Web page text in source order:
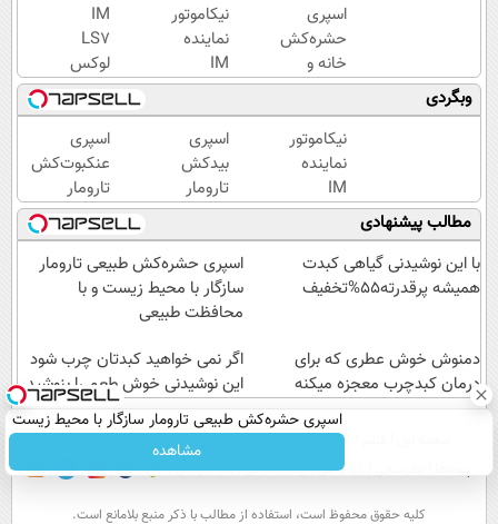
اسپری
حشره‌کش
خانه و
گیاهان
خانگی،
نابودکننده
انواع
حشرات
خانگی و
آفات
نیکاموتور
نماینده
IM
Motor و
Lynk&Co
در ایران
IM
LS7
لوکس
ترین
شاسی
بلند
برقی
ایران
وبگردی
نیکاموتور
نماینده
IM
Motor و
Lynk&Co
در ایران
اسپری
بیدکش
تارومار
با
اثرفوری
،
محافظ
لباس
مقابل
بید
اسپری
عنکبوت‌‌کش
تارومار
ازبین‌برنده
انواع
عنکبوت
مطالب پیشنهادی
با این نوشیدنی گیاهی کبدت
همیشه پرقدرته55%تخفیف
اسپری حشره‌کش طبیعی تارومار
سازگار با محیط زیست و با
محافظت طبیعی
دمنوش خوش عطری که برای
درمان کبدچرب معجزه میکنه
اگر نمی خواهید کبدتان چرب شود
این نوشیدنی خوش طعم را بنوشید
اسپری حشره‌کش طبیعی تارومار سازگار با محیط زیست
و با محافظت طبیعی
مشاهده عصر ایران۲ تماس با ما
آب و هوا اوقات شرعی سواد زندگی
كليه حقوق محفوظ است، استفاده از مطالب با ذكر منبع بلامانع است.